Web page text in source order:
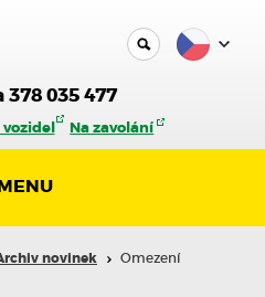
035 477
vozidel Na zavolání
novinek
Omezení